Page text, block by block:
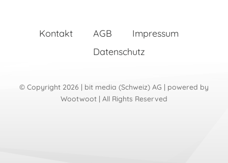
Kontakt AGB
Impressum
Datenschutz
© Copyright 2026 | bit media (Schweiz) AG | powered by
Wootwoot | All Rights Reserved